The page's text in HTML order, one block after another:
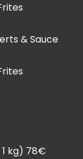
& Sauce
kg) 78€